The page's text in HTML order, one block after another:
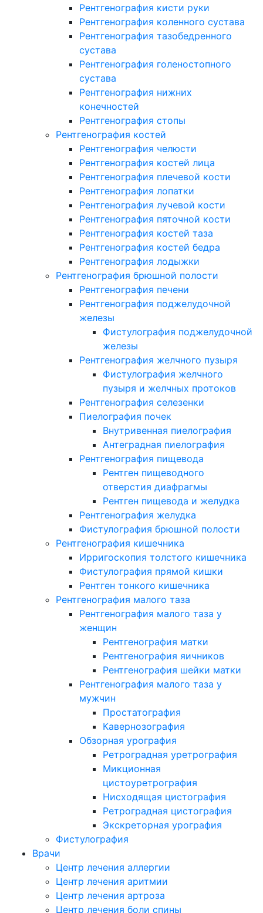
Рентгенография кисти руки
Рентгенография коленного сустава
Рентгенография тазобедренного
сустава
Рентгенография голеностопного
сустава
Рентгенография нижних
конечностей
Рентгенография стопы
Рентгенография костей
Рентгенография челюсти
Рентгенография костей лица
Рентгенография плечевой кости
Рентгенография лопатки
Рентгенография лучевой кости
Рентгенография пяточной кости
Рентгенография костей таза
Рентгенография костей бедра
Рентгенография лодыжки
Рентгенография брюшной полости
Рентгенография печени
Рентгенография поджелудочной
железы
Фистулография поджелудочной
железы
Рентгенография желчного пузыря
Фистулография желчного
пузыря и желчных протоков
Рентгенография селезенки
Пиелография почек
Внутривенная пиелография
Антеградная пиелография
Рентгенография пищевода
Рентген пищеводного
отверстия диафрагмы
Рентген пищевода и желудка
Рентгенография желудка
Фистулография брюшной полости
Рентгенография кишечника
Ирригоскопия толстого кишечника
Фистулография прямой кишки
Рентген тонкого кишечника
Рентгенография малого таза
Рентгенография малого таза у
женщин
Рентгенография матки
Рентгенография яичников
Рентгенография шейки матки
Рентгенография малого таза у
мужчин
Простатография
Кавернозография
Обзорная урография
Ретроградная уретрография
Микционная
цистоуретрография
Нисходящая цистография
Ретроградная цистография
Экскреторная урография
Фистулография
Врачи
Центр лечения аллергии
Центр лечения аритмии
Центр лечения артроза
Центр лечения боли спины